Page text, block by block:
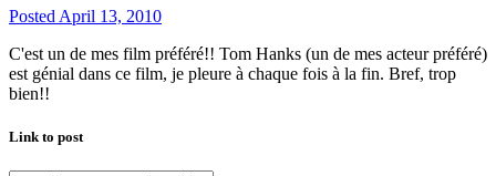
Posted April 13, 2010
C'est un de mes film préféré!! Tom Hanks (un de mes acteur préféré)
est génial dans ce film, je pleure à chaque fois à la fin. Bref, trop
bien!!
Link to post